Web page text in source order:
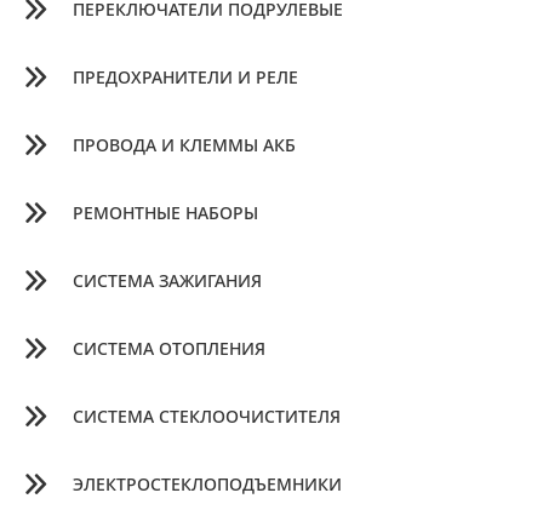
ПЕРЕКЛЮЧАТЕЛИ ПОДРУЛЕВЫЕ
ПРЕДОХРАНИТЕЛИ И РЕЛЕ
ПРОВОДА И КЛЕММЫ АКБ
РЕМОНТНЫЕ НАБОРЫ
СИСТЕМА ЗАЖИГАНИЯ
СИСТЕМА ОТОПЛЕНИЯ
СИСТЕМА СТЕКЛООЧИСТИТЕЛЯ
ЭЛЕКТРОСТЕКЛОПОДЪЕМНИКИ